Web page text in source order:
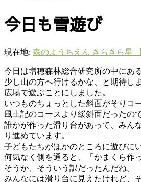
今日も雪遊び
現在地: 森のようちえん きらきら星
今日は増穂森林総合研究所の中にあ
少し山の方へ行けるかな、と期待し
広場で遊ぶことにしました。
いつものちょっとした斜面がそりコ
風土記のコースより緩斜面だったの
誰かが作った滑り台があって、みん
り進めています。
子どもたちがほかのところに遊びに
何気なく側を通ると、「かまくら作
そうか、そういう訳だったんだね。
みんなには滑り台に見えたけれど、